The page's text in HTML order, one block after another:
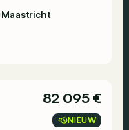
Maastricht
82 095 €
NIEUW